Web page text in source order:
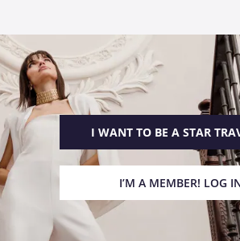
I WANT TO BE A STAR
I’M A MEMBER! LOG